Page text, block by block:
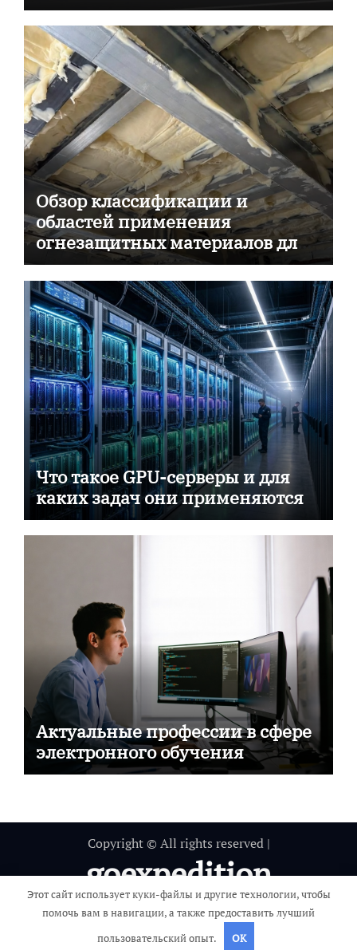
Обзор классификации и
областей применения
огнезащитных материалов для
пассивной противопожарной
защиты
Что такое GPU-серверы и для
каких задач они применяются
Актуальные профессии в сфере
электронного обучения
Copyright © All rights reserved |
goexpedition
Путешествие вокруг света
Этот сайт использует куки-файлы и другие технологии, чтобы
помочь вам в навигации, а также предоставить лучший
пользовательский опыт.
OK